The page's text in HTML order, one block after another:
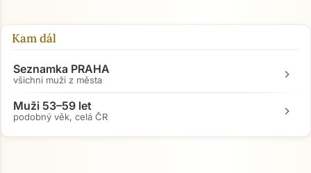
Kam dál
Seznamka PRAHA
všichni muži z města chevron_right
Muži 53–59 let
podobný věk, celá ČR chevron_right